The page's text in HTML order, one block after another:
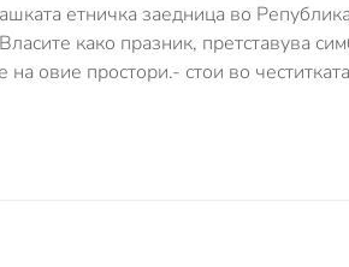
етничка заедница во
како празник, претставува
овие простори.- стои во